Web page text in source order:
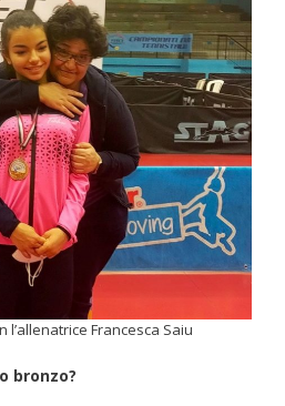
l’allenatrice Francesca Saiu
bronzo?